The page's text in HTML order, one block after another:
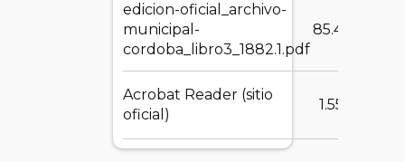
edicion-oficial_archivo-
municipal-
cordoba_libro3_1882.1.pdf
85.46 MB
Acrobat Reader (sitio
oficial)
1.55 MB